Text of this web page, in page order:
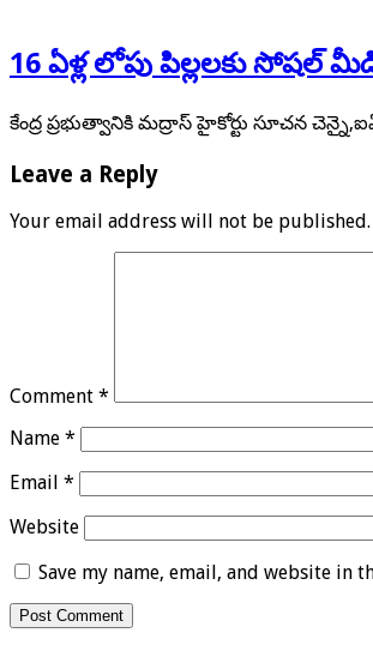
16 ఏళ్ల లోపు పిల్లలకు
కేంద్ర ప్రభుత్వానికి మద్రాస్ హైకోర్టు సూచన
Leave a Reply
Your email address will not be published.
Comment *
Name *
Email *
Website
Save my name, email, and website in